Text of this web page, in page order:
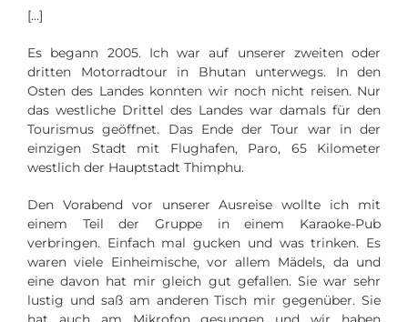
[…]
Es begann 2005. Ich war auf unserer zweiten oder
dritten Motorradtour in Bhutan unterwegs. In den
Osten des Landes konnten wir noch nicht reisen. Nur
das westliche Drittel des Landes war damals für den
Tourismus geöffnet. Das Ende der Tour war in der
einzigen Stadt mit Flughafen, Paro, 65 Kilometer
westlich der Hauptstadt Thimphu.
Den Vorabend vor unserer Ausreise wollte ich mit
einem Teil der Gruppe in einem Karaoke-Pub
verbringen. Einfach mal gucken und was trinken. Es
waren viele Einheimische, vor allem Mädels, da und
eine davon hat mir gleich gut gefallen. Sie war sehr
lustig und saß am anderen Tisch mir gegenüber. Sie